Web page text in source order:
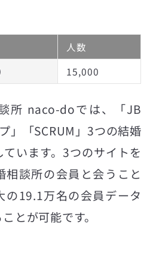
人数
15,000
所 naco-doでは、「JB
」「SCRUM」3つの結婚
います。3つのサイトを
相談所の会員と会うこと
の19.1万名の会員データ
とが可能です。